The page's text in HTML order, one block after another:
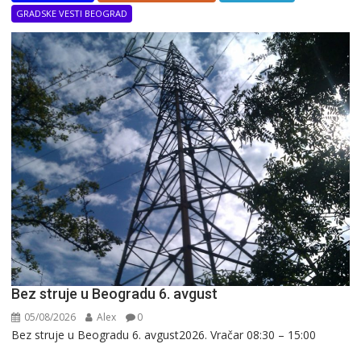
GRADSKE VESTI BEOGRAD
Bez struje u Beogradu 6. avgust
05/08/2026 Alex 0
Bez struje u Beogradu 6. avgust2026. Vračar 08:30 – 15:00